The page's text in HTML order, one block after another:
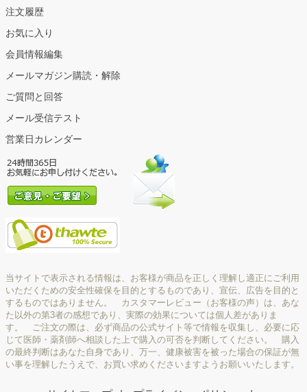
注文履歴
お気に入り
会員情報編集
メールマガジン購読・解除
ご質問と回答
メール受信テスト
営業日カレンダー
当サイトで表示される情報は、お客様が商品を正しく理解し適正にご利用
いただくための安全性確保を目的とするものであり、宣伝、広告を目的と
するものではありません。 カスタマーレビュー（お客様の声）は、あな
た以外の第3者の感想であり、実際の効果については個人差がありま
す。 ご注文の際は、必ず商品の公式サイト等で情報を収集し、必要に応
じて医師・薬剤師へ相談した上で購入の可否を判断してください。 購入
の最終判断はあなた自身であり、万一、健康被害を被った場合の保証が無
い事を理解したうえで、お買い求めくださいますようお願いいたします。